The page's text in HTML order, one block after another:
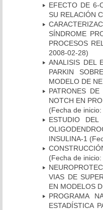
EFECTO DE 6-
SU RELACIÓN
SÍNDROME
PROCESOS
2008-02-28)
ANALISIS DEL
PARKIN
MODELO DE
PATRONES
NOTCH EN
(Fecha de
ESTUDIO
INSULINA-1
(Fecha de
VIAS DE
EN MODELOS
PROGRAMA
ESTADÍSTICA